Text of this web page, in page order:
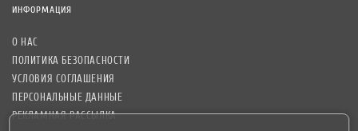
ИНФОРМАЦИЯ
О НАС
ПОЛИТИКА БЕЗОПАСНОСТИ
УСЛОВИЯ СОГЛАШЕНИЯ
ПЕРСОНАЛЬНЫЕ ДАННЫЕ
РЕКЛАМНАЯ РАССЫЛКА